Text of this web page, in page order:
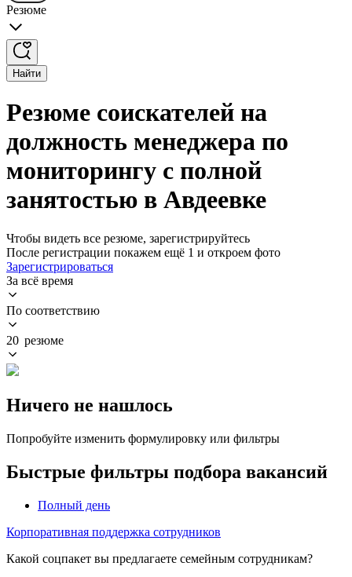
Резюме
Найти
Резюме соискателей на
должность менеджера по
мониторингу с полной
занятостью в Авдеевке
Чтобы видеть все резюме, зарегистрируйтесь
После регистрации покажем ещё 1 и откроем фото
Зарегистрироваться
За всё время
По соответствию
20 резюме
Ничего не нашлось
Попробуйте изменить формулировку или фильтры
Быстрые фильтры подбора вакансий
Полный день
Корпоративная поддержка сотрудников
Какой соцпакет вы предлагаете семейным сотрудникам?